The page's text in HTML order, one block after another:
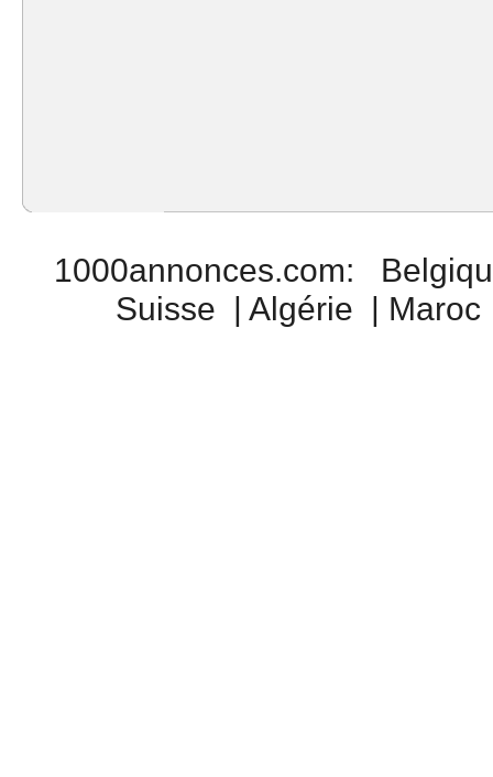
1000annonces.com:
Suisse | Algérie | Maroc